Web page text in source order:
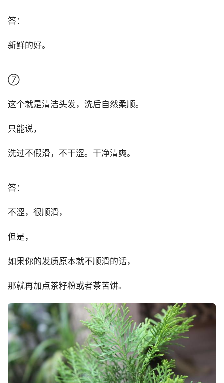
答：
新鲜的好。
⑦
这个就是清洁头发，洗后自然柔顺。
只能说，
洗过不假滑，不干涩。干净清爽。
答：
不涩，很顺滑，
但是，
如果你的发质原本就不顺滑的话，
那就再加点茶籽粉或者茶苦饼。